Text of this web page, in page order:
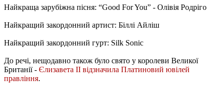
Найкраща зарубіжна пісня: “Good For You” - Олівія Родріго
Найкращий закордонний артист: Біллі Айліш
Найкращий закордонний гурт: Silk Sonic
До речі, нещодавно також було свято у королеви Великої
Британії - Єлизавета II відзначила Платиновий ювілей
правління.